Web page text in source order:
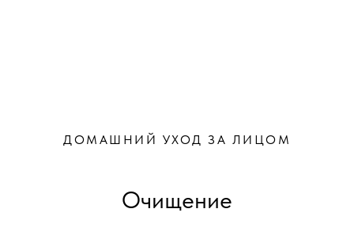
ДОМАШНИЙ УХОД ЗА ЛИЦОМ
Очищение